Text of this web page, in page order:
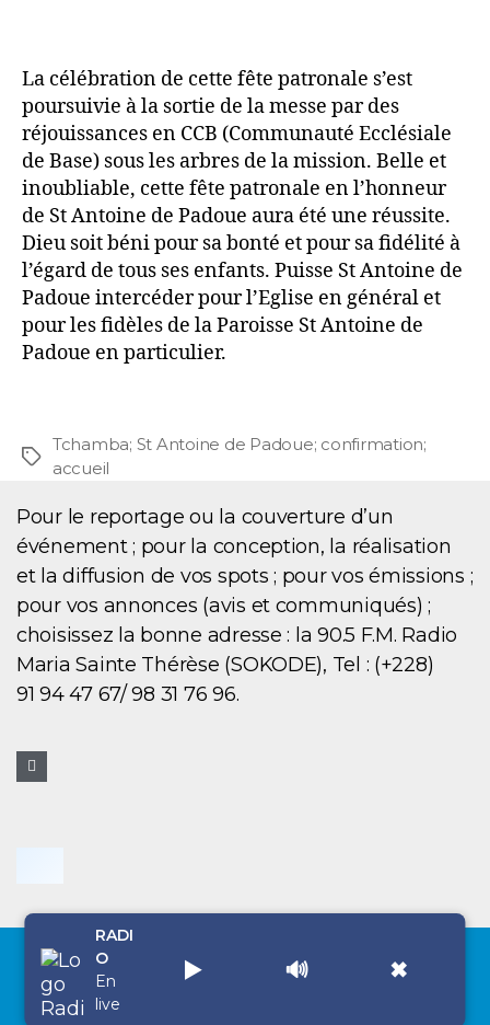
La célébration de cette fête patronale s’est
poursuivie à la sortie de la messe par des
réjouissances en CCB (Communauté Ecclésiale
de Base) sous les arbres de la mission. Belle et
inoubliable, cette fête patronale en l’honneur
de St Antoine de Padoue aura été une réussite.
Dieu soit béni pour sa bonté et pour sa fidélité à
l’égard de tous ses enfants. Puisse St Antoine de
Padoue intercéder pour l’Eglise en général et
pour les fidèles de la Paroisse St Antoine de
Padoue en particulier.
Tchamba; St Antoine de Padoue; confirmation;
accueil
Pour le reportage ou la couverture d’un
événement ; pour la conception, la réalisation
et la diffusion de vos spots ; pour vos émissions ;
pour vos annonces (avis et communiqués) ;
choisissez la bonne adresse : la 90.5 F.M. Radio
Maria Sainte Thérèse (SOKODE), Tel : (+228)
91 94 47 67/ 98 31 76 96.
Copyright © 2026 Radio Maria Sainte Thérèse
RADI
O
En
live
▶️ 🔊 ✖